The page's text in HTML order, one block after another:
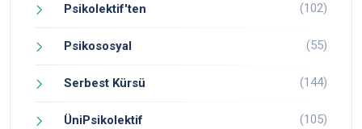
Psikolektif'ten (102)
Psikososyal (55)
Serbest Kürsü (144)
ÜniPsikolektif (105)